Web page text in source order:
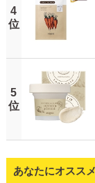
4
位
5
位
あなたにオスス